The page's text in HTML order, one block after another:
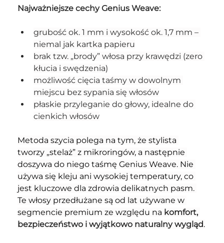
Najważniejsze cechy Genius Weave:
grubość ok. 1 mm i wysokość ok. 1,7 mm –
niemal jak kartka papieru
brak tzw. „brody” włosa przy krawędzi (zero
kłucia i swędzenia)
możliwość cięcia taśmy w dowolnym
miejscu bez sypania się włosów
płaskie przyleganie do głowy, idealne do
cienkich włosów
Metoda szycia polega na tym, że stylista
tworzy „stelaż” z mikroringów, a następnie
doszywa do niego taśmę Genius Weave. Nie
używa się kleju ani wysokiej temperatury, co
jest kluczowe dla zdrowia delikatnych pasm.
Te włosy przedłużane są od lat używane w
segmencie premium ze względu na komfort,
bezpieczeństwo i wyjątkowo naturalny wygląd.